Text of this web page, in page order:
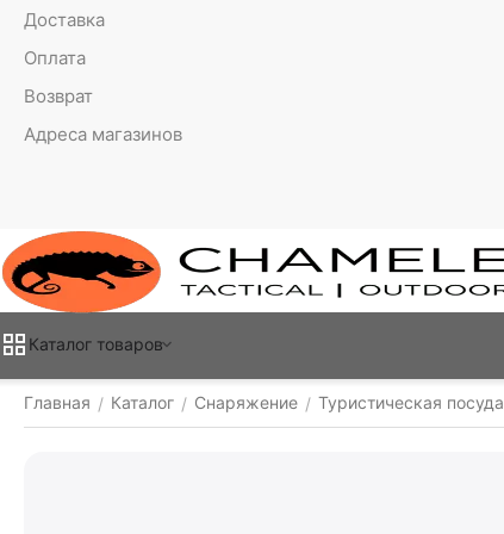
Доставка
Оплата
Возврат
Адреса магазинов
Каталог товаров
Главная / Каталог / Снаряжение / Туристическая посуда